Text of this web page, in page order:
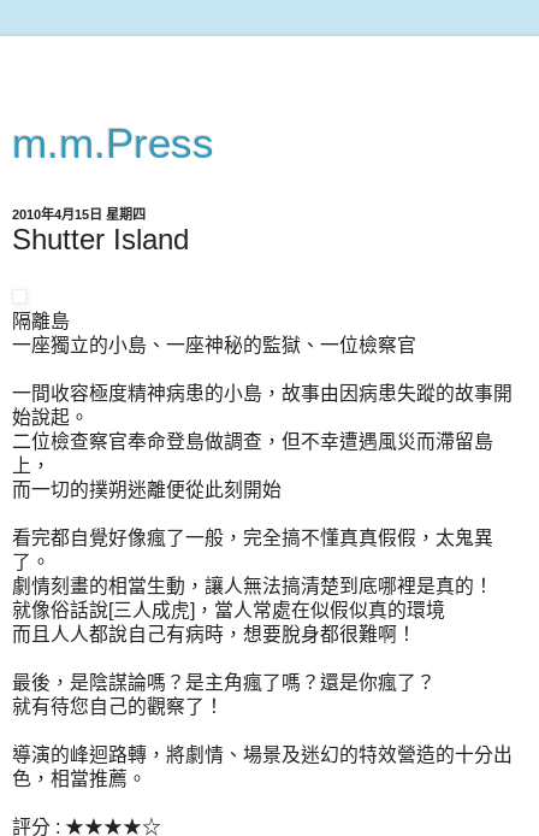
m.m.Press
2010年4月15日 星期四
Shutter Island
隔離島
一座獨立的小島、一座神秘的監獄、一位檢察官
一間收容極度精神病患的小島，故事由因病患失蹤的故事開
始說起。
二位檢查察官奉命登島做調查，但不幸遭遇風災而滯留島
上，
而一切的撲朔迷離便從此刻開始
看完都自覺好像瘋了一般，完全搞不懂真真假假，太鬼異
了。
劇情刻畫的相當生動，讓人無法搞清楚到底哪裡是真的！
就像俗話說[三人成虎]，當人常處在似假似真的環境
而且人人都說自己有病時，想要脫身都很難啊！
最後，是陰謀論嗎？是主角瘋了嗎？還是你瘋了？
就有待您自己的觀察了！
導演的峰迴路轉，將劇情、場景及迷幻的特效營造的十分出
色，相當推薦。
評分 : ★★★★☆